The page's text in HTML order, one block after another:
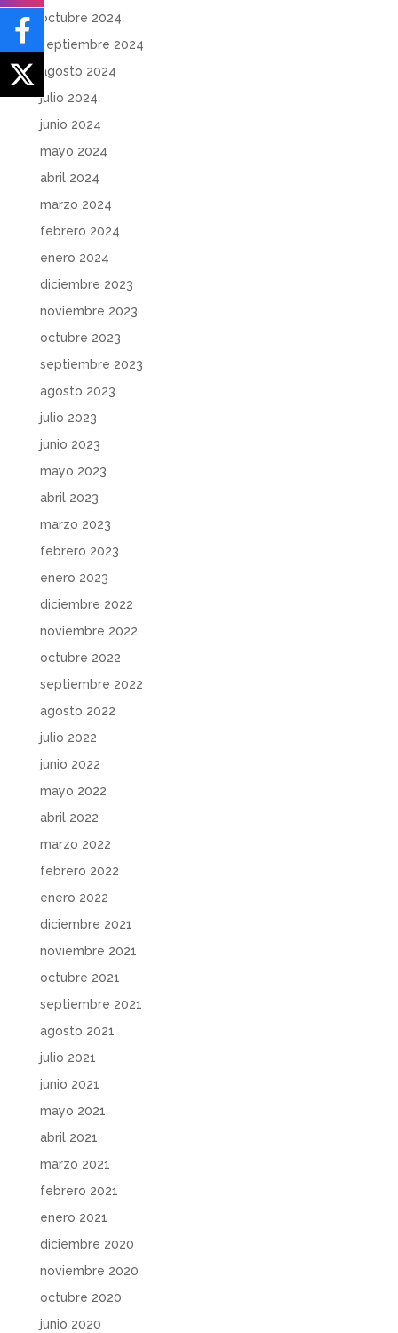
octubre 2024
septiembre 2024
agosto 2024
julio 2024
junio 2024
mayo 2024
abril 2024
marzo 2024
febrero 2024
enero 2024
diciembre 2023
noviembre 2023
octubre 2023
septiembre 2023
agosto 2023
julio 2023
junio 2023
mayo 2023
abril 2023
marzo 2023
febrero 2023
enero 2023
diciembre 2022
noviembre 2022
octubre 2022
septiembre 2022
agosto 2022
julio 2022
junio 2022
mayo 2022
abril 2022
marzo 2022
febrero 2022
enero 2022
diciembre 2021
noviembre 2021
octubre 2021
septiembre 2021
agosto 2021
julio 2021
junio 2021
mayo 2021
abril 2021
marzo 2021
febrero 2021
enero 2021
diciembre 2020
noviembre 2020
octubre 2020
junio 2020